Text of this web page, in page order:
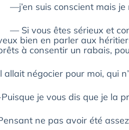
—j’en suis conscient mais je
— Si vous êtes sérieux et
bien en parler aux
à consentir un rabais,
allait négocier pour moi, qui
je vous dis que je la
ne pas avoir été